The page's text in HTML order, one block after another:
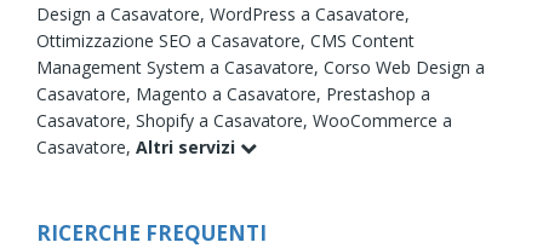
Design a Casavatore, WordPress a Casavatore,
Ottimizzazione SEO a Casavatore, CMS Content
Management System a Casavatore, Corso Web Design a
Casavatore, Magento a Casavatore, Prestashop a
Casavatore, Shopify a Casavatore, WooCommerce a
Casavatore, Altri servizi
RICERCHE FREQUENTI